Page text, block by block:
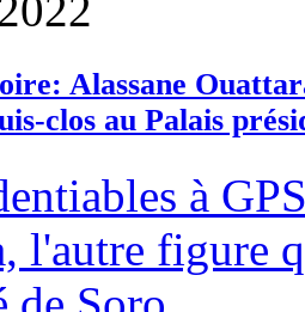
Alassane
clos au Palais